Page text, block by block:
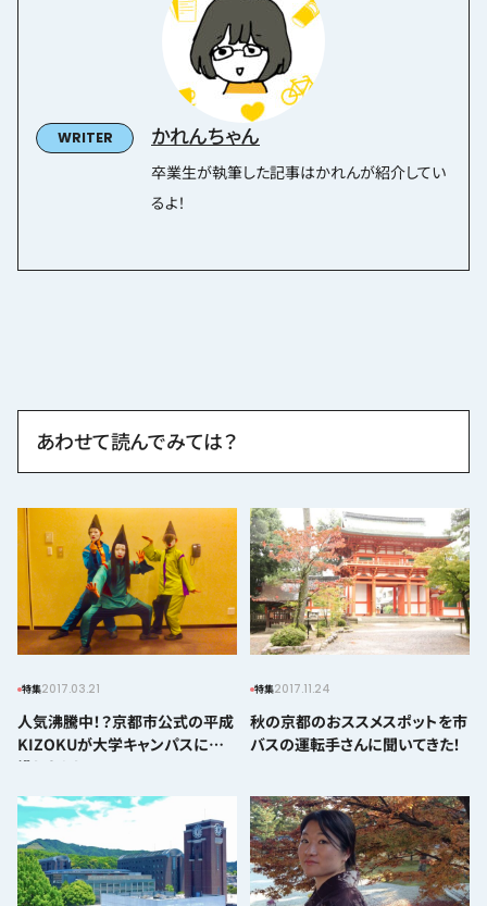
かれんちゃん
卒業生が執筆した記事はかれんが紹介してい
るよ！
あわせて読んでみては？
特集2017.03.21
人気沸騰中！？京都市公式の平成
KIZOKUが大学キャンパスに出
没したらしい！
特集2017.11.24
秋の京都のおススメスポットを市
バスの運転手さんに聞いてきた！